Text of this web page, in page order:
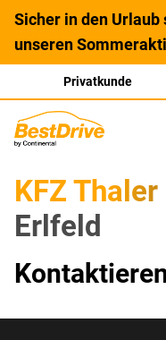
Sicher in den
unseren
Privatkunde
KFZ
Erlfeld